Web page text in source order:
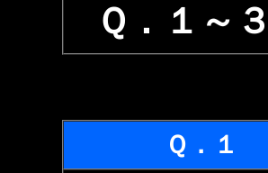
Ｑ．１～
Ｑ．１